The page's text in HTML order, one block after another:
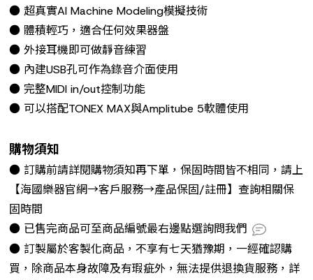
● 超真實AI Machine Modeling模擬技術
● 體積輕巧，適合任何效果器盤
● 外接耳機即可做靜音練習
● 內建USB孔可作為錄音介面使用
● 完整MIDI in/out控制功能
● 可以搭配TONEX MAX與Amplitube 5軟體使用
購物須知
● 訂購前請詳閱購物須知再下單，保固時間皆不相同，請上
【海國樂器官網→客戶服務→產品保固/註冊】查詢相關保
固時間
● 已售完商品可至商品編號最右邊點選詢問我們
● 訂製屬於客製化商品，不享有七天猶豫期，一經確認購
買，除商品本身故障及有瑕疵外，無法提供退換貨服務，詳